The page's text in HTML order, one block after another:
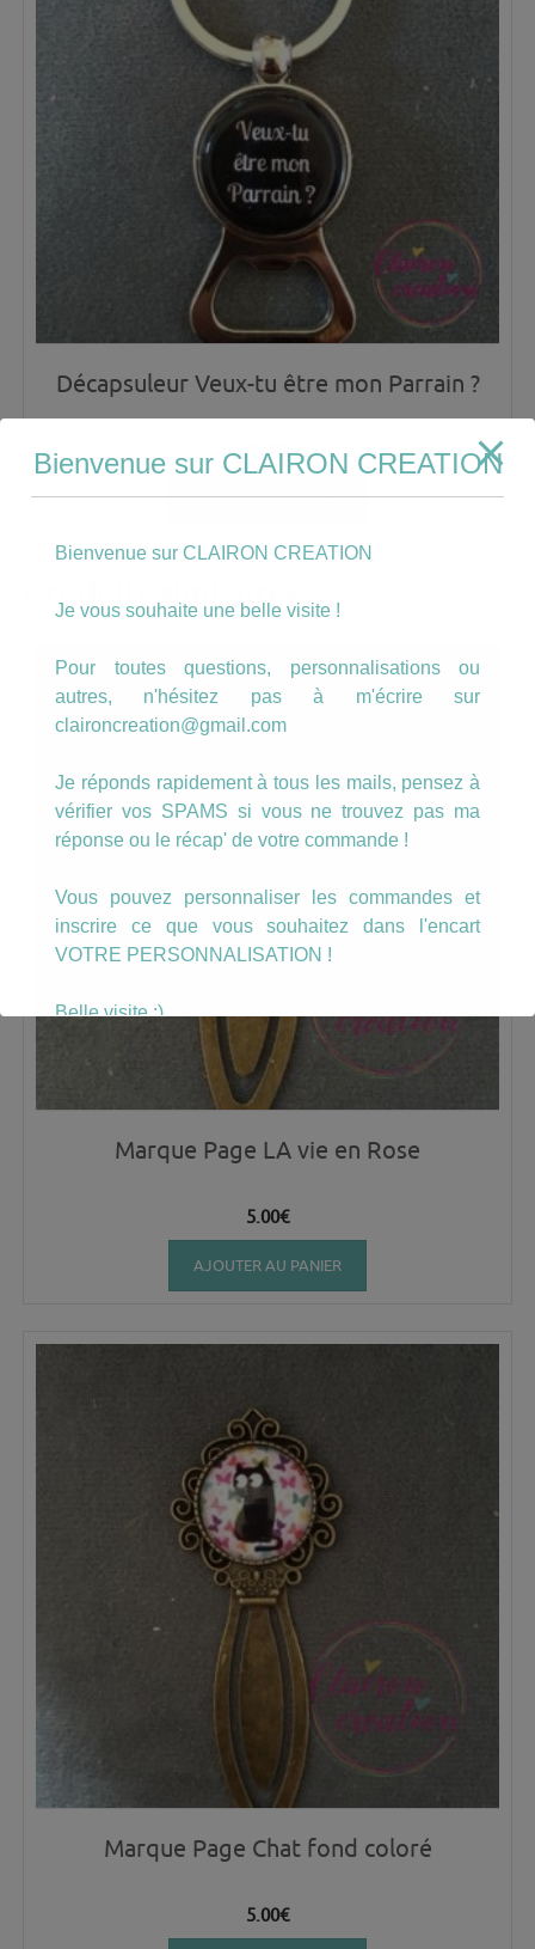
Décapsuleur Veux-tu être mon Parrain ?
9.00 €
AJOUTER AU PANIER
Produits similaires
Marque Page LA vie en Rose
5.00€
AJOUTER AU PANIER
Marque Page Chat fond coloré
5.00€
Bienvenue sur CLAIRON CREATION
Bienvenue sur CLAIRON CREATION
Je vous souhaite une belle visite !
Pour toutes questions, personnalisations ou
autres, n'hésitez pas à m'écrire sur
claironcreation@gmail.com
Je réponds rapidement à tous les mails, pensez à
vérifier vos SPAMS si vous ne trouvez pas ma
réponse ou le récap' de votre commande !
Vous pouvez personnaliser les commandes et
inscrire ce que vous souhaitez dans l'encart
VOTRE PERSONNALISATION !
Belle visite :)